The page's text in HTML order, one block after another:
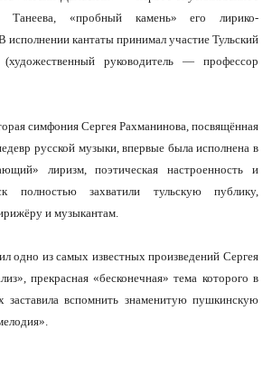
Танеева, «пробный камень» его лирико-
исполнении кантаты принимал участие Тульский
(художественный руководитель — профессор
симфония Сергея Рахманинова, посвящённая
русской музыки, впервые была исполнена в
лиризм, поэтическая настроенность и
полностью захватили тульскую публику,
и музыкантам.
одно из самых известных произведений Сергея
прекрасная «бесконечная» тема которого в
заставила вспомнить знаменитую пушкинскую